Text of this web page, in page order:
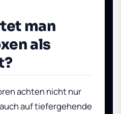
man
als
achten nicht nur
auf tiefergehende